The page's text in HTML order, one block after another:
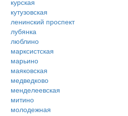
курская
кутузовская
ленинский проспект
лубянка
люблино
марксистская
марьино
маяковская
медведково
менделеевская
митино
молодежная